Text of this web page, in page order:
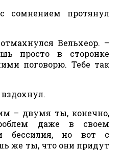
протянул
Вельхеор. –
просто в сторонке
поговорю. Тебе так
– двумя ты, конечно,
даже в своем
бессилия, но вот с
же ты, что они придут